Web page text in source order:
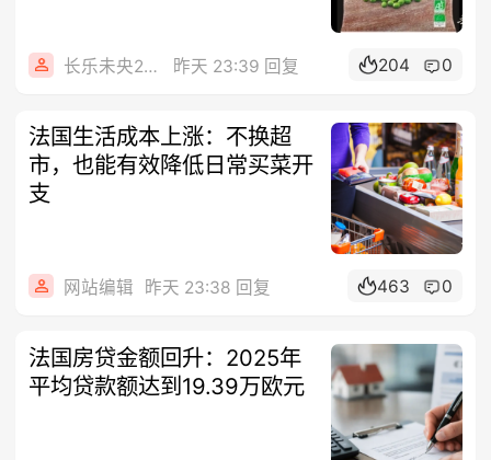
长乐未央2015 昨天 23:39 回复 204 0
法国生活成本上涨：不换超
市，也能有效降低日常买菜开
支
网站编辑 昨天 23:38 回复 463 0
法国房贷金额回升：2025年
平均贷款额达到19.39万欧元